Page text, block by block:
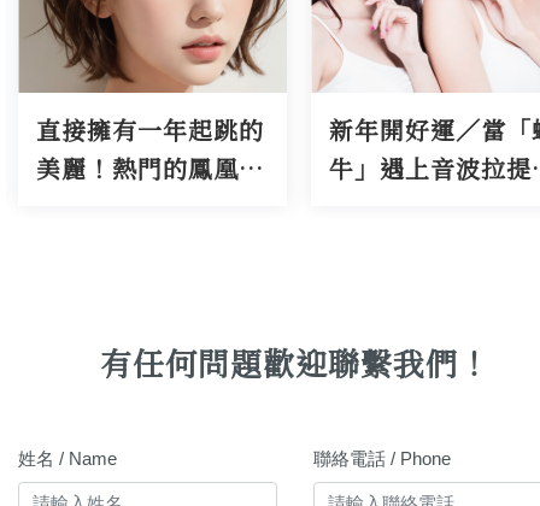
新年開好運／當「蝸
牛」遇上音波拉提？
電波+音波=緊
的下顎線，讓
有任何問題歡迎聯繫我們！
姓名 / Name 聯絡電話 / Phone